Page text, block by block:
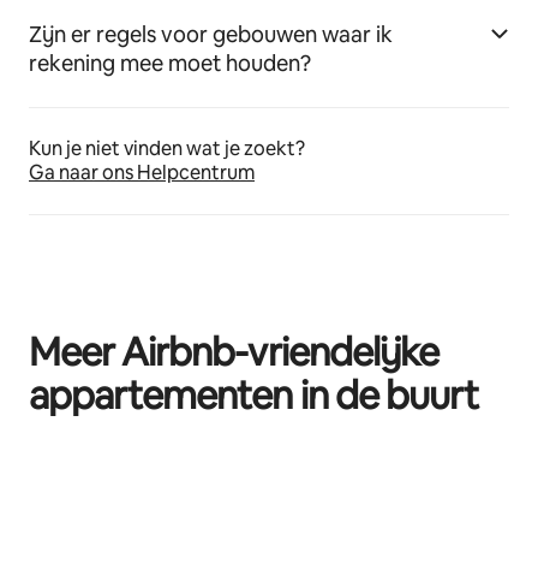
Zijn er regels voor gebouwen waar ik
rekening mee moet houden?
Kun je niet vinden wat je zoekt?
Ga naar ons Helpcentrum
Meer Airbnb-vriendelijke
appartementen in de buurt